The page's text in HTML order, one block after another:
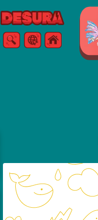
Free Online Games
Søg Menu